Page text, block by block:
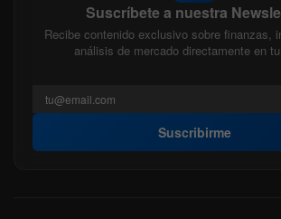
Suscríbete a nuestra
Recibe contenido exclusivo sobre finanzas,
análisis de mercado directamente en tu
Suscribirme